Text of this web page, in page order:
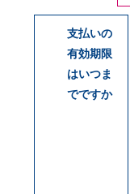
支払いの
有効期限
はいつま
でですか